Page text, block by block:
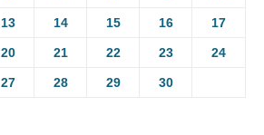
13 14 15 16 17
20 21 22 23 24
27 28 29 30